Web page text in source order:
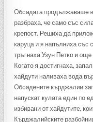
Обсадата продължаваше
разбраха, че само със
крепост. Решиха да
каруца и я напълниха със
тръгнаха Узун Петко и
Когато я достигнаха,
хайдути наливаха вода
Обсадените кърджалии
напускат кулата един по
избивани от хайдутите,
Кърджалийските